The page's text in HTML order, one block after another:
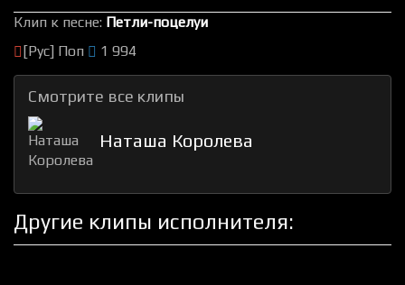
Клип к песне: Петли-поцелуи
[Рус] Поп
1 994
Смотрите все клипы
Наташа Королева
Другие клипы исполнителя: